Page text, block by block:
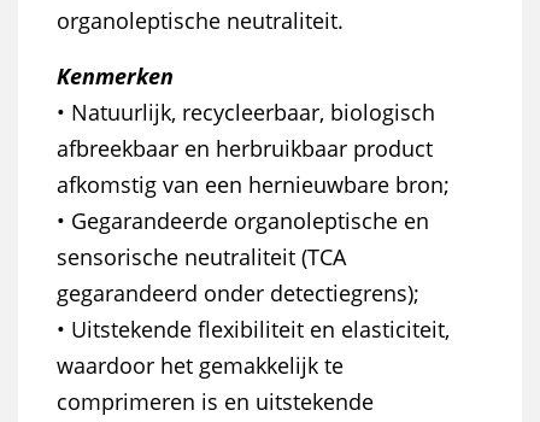
organoleptische neutraliteit.
Kenmerken
• Natuurlijk, recycleerbaar, biologisch
afbreekbaar en herbruikbaar product
afkomstig van een hernieuwbare bron;
• Gegarandeerde organoleptische en
sensorische neutraliteit (TCA
gegarandeerd onder detectiegrens);
• Uitstekende flexibiliteit en elasticiteit,
waardoor het gemakkelijk te
comprimeren is en uitstekende